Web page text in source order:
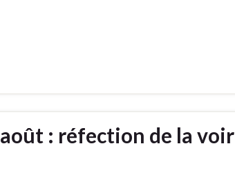
: réfection de la